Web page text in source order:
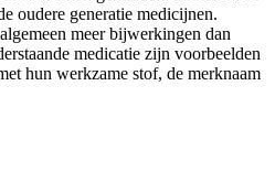
oudere generatie medicijnen.
meer bijwerkingen dan
medicatie zijn voorbeelden
hun werkzame stof, de merknaam